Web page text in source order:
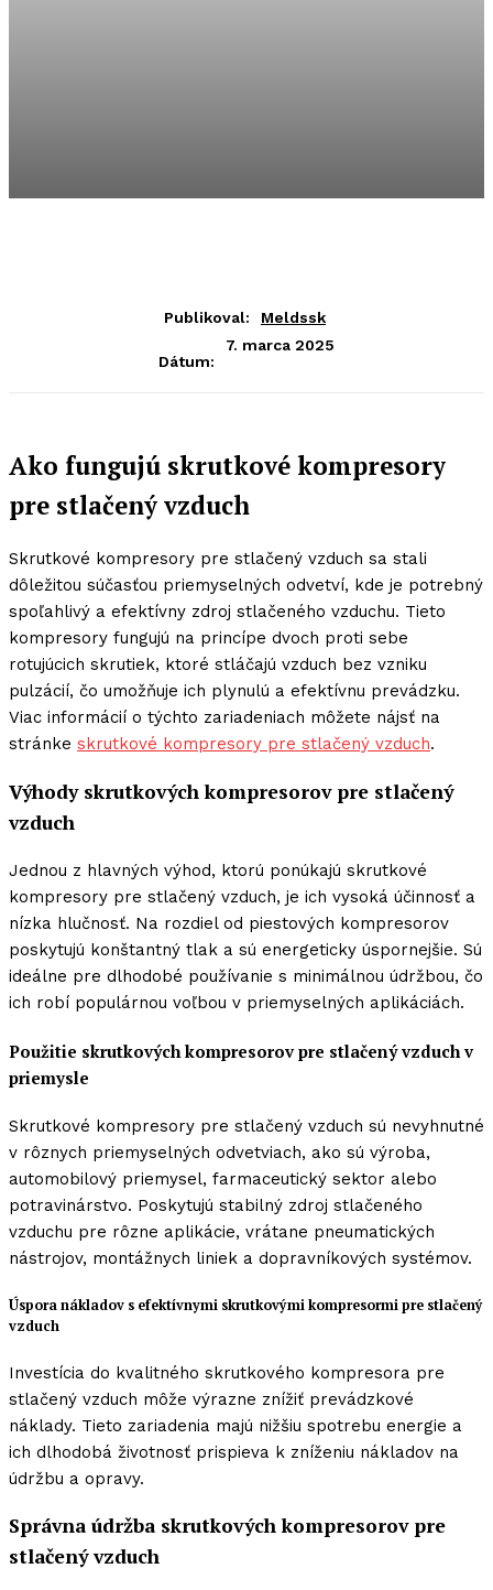
Publikoval: Meldssk
Dátum:
7. marca 2025
Ako fungujú skrutkové kompresory
pre stlačený vzduch
Skrutkové kompresory pre stlačený vzduch sa stali
dôležitou súčasťou priemyselných odvetví, kde je potrebný
spoľahlivý a efektívny zdroj stlačeného vzduchu. Tieto
kompresory fungujú na princípe dvoch proti sebe
rotujúcich skrutiek, ktoré stláčajú vzduch bez vzniku
pulzácií, čo umožňuje ich plynulú a efektívnu prevádzku.
Viac informácií o týchto zariadeniach môžete nájsť na
stránke skrutkové kompresory pre stlačený vzduch.
Výhody skrutkových kompresorov pre stlačený
vzduch
Jednou z hlavných výhod, ktorú ponúkajú skrutkové
kompresory pre stlačený vzduch, je ich vysoká účinnosť a
nízka hlučnosť. Na rozdiel od piestových kompresorov
poskytujú konštantný tlak a sú energeticky úspornejšie. Sú
ideálne pre dlhodobé používanie s minimálnou údržbou, čo
ich robí populárnou voľbou v priemyselných aplikáciách.
Použitie skrutkových kompresorov pre stlačený vzduch v
priemysle
Skrutkové kompresory pre stlačený vzduch sú nevyhnutné
v rôznych priemyselných odvetviach, ako sú výroba,
automobilový priemysel, farmaceutický sektor alebo
potravinárstvo. Poskytujú stabilný zdroj stlačeného
vzduchu pre rôzne aplikácie, vrátane pneumatických
nástrojov, montážnych liniek a dopravníkových systémov.
Úspora nákladov s efektívnymi skrutkovými kompresormi pre stlačený
vzduch
Investícia do kvalitného skrutkového kompresora pre
stlačený vzduch môže výrazne znížiť prevádzkové
náklady. Tieto zariadenia majú nižšiu spotrebu energie a
ich dlhodobá životnosť prispieva k zníženiu nákladov na
údržbu a opravy.
Správna údržba skrutkových kompresorov pre
stlačený vzduch